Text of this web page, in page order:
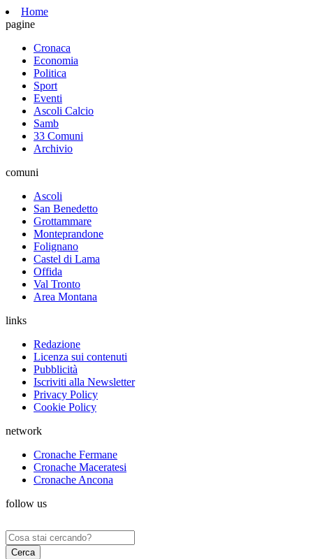
Home
pagine
Cronaca
Economia
Politica
Sport
Eventi
Ascoli Calcio
Samb
33 Comuni
Archivio
comuni
Ascoli
San Benedetto
Grottammare
Monteprandone
Folignano
Castel di Lama
Offida
Val Tronto
Area Montana
links
Redazione
Licenza sui contenuti
Pubblicità
Iscriviti alla Newsletter
Privacy Policy
Cookie Policy
network
Cronache Fermane
Cronache Maceratesi
Cronache Ancona
follow us
Ricerca
per: